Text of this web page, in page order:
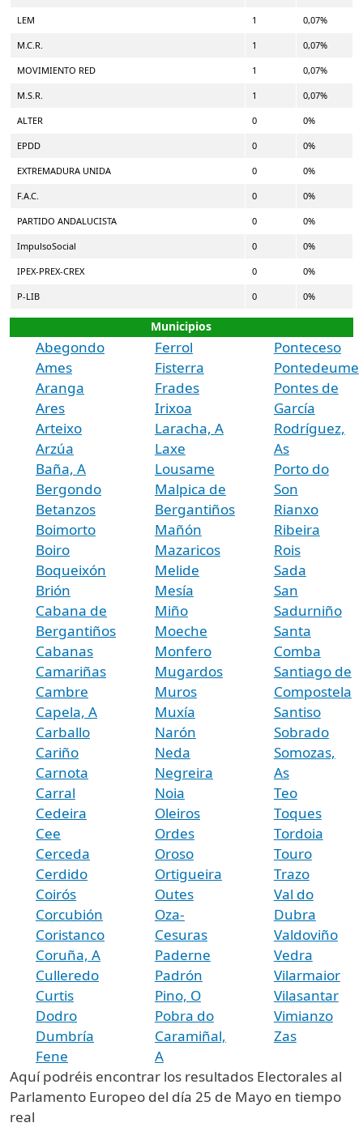
LEM 1 0,07%
M.C.R. 1 0,07%
MOVIMIENTO RED 1 0,07%
M.S.R. 1 0,07%
ALTER 0 0%
EPDD 0 0%
EXTREMADURA UNIDA 0 0%
F.A.C. 0 0%
PARTIDO ANDALUCISTA 0 0%
ImpulsoSocial 0 0%
IPEX-PREX-CREX 0 0%
P-LIB 0 0%
Municipios
Abegondo
Ames
Aranga
Ares
Arteixo
Arzúa
Baña, A
Bergondo
Betanzos
Boimorto
Boiro
Boqueixón
Brión
Cabana de
Bergantiños
Cabanas
Camariñas
Cambre
Capela, A
Carballo
Cariño
Carnota
Carral
Cedeira
Cee
Cerceda
Cerdido
Coirós
Corcubión
Coristanco
Coruña, A
Culleredo
Curtis
Dodro
Dumbría
Fene
Ferrol
Fisterra
Frades
Irixoa
Laracha, A
Laxe
Lousame
Malpica de
Bergantiños
Mañón
Mazaricos
Melide
Mesía
Miño
Moeche
Monfero
Mugardos
Muros
Muxía
Narón
Neda
Negreira
Noia
Oleiros
Ordes
Oroso
Ortigueira
Outes
Oza-
Cesuras
Paderne
Padrón
Pino, O
Pobra do
Caramiñal,
A
Ponteceso
Pontedeume
Pontes de
García
Rodríguez,
As
Porto do
Son
Rianxo
Ribeira
Rois
Sada
San
Sadurniño
Santa
Comba
Santiago de
Compostela
Santiso
Sobrado
Somozas,
As
Teo
Toques
Tordoia
Touro
Trazo
Val do
Dubra
Valdoviño
Vedra
Vilarmaior
Vilasantar
Vimianzo
Zas
Aquí podréis encontrar los resultados Electorales al
Parlamento Europeo del día 25 de Mayo en tiempo
real